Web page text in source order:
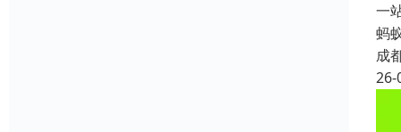
一
蚂
成
26-